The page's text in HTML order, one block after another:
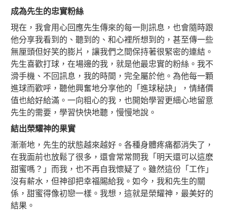
成為先生的忠實粉絲
現在，我會用心回應先生傳來的每一則訊息，也會隨時跟
他分享我看到的、聽到的、和心裡所想到的，甚至傳一些
無厘頭但好笑的膨片，讓我們之間保持著很緊密的連結。
先生喜歡打球，在場邊的我，就是他最忠實的粉絲。我不
滑手機、不回訊息，我的時間，完全屬於他。為他每一顆
進球而歡呼，聽他興奮地分享他的「進球秘訣」，情緒價
值也給好給滿。一向粗心的我，也開始學習更細心地留意
先生的需要，學習快快地聽，慢慢地說。
結出榮耀神的果實
漸漸地，先生的狀態越來越好。各種身體疼痛都消失了，
在我面前也放鬆了很多，還會常常問我「明天還可以這麽
甜蜜嗎？」而我，也不再自我懷疑了。雖然這份「工作」
沒有薪水，但神卻把幸福賜給我。如今，我和先生的關
係，甜蜜得像初戀一樣。我想，這就是榮耀神，最美好的
結果。